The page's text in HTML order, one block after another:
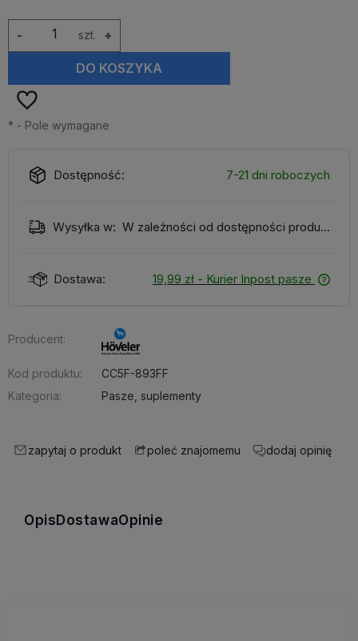
szt. +
-
DO KOSZYKA
* - Pole wymagane
Dostępność: 7-21 dni roboczych
Wysyłka w: W zależności od dostępności produktu
Dostawa: 19,99 zł - Kurier Inpost pasze
Producent:
Kod produktu:
CC5F-893FF
Kategoria:
Pasze, suplementy
zapytaj o produkt poleć znajomemu dodaj opinię
OpisDostawaOpinie